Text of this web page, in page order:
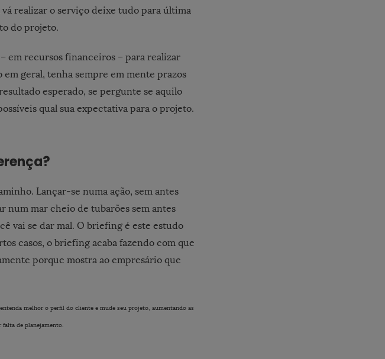
realizar o serviço deixe tudo para última
do projeto.
em recursos financeiros – para realizar
geral, tenha sempre em mente prazos
esperado, se pergunte se aquilo
qual sua expectativa para o projeto.
Lançar-se numa ação, sem antes
num mar cheio de tubarões sem antes
vai se dar mal. O briefing é este estudo
casos, o briefing acaba fazendo com que
porque mostra ao empresário que
melhor o perfil do cliente e mude seu projeto, aumentando as
falta de planejamento.